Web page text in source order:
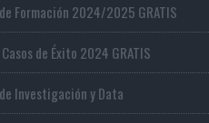
Formación 2024/2025 GRATIS
de Éxito 2024 GRATIS
Investigación y Data